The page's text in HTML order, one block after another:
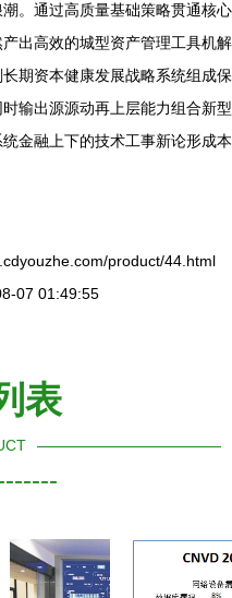
。通过高质量基础策略贯通核心
出高效的城型资产管理工具机解
期资本健康发展战略系统组成保
输出源源动再上层能力组合新型
金融上下的技术工事新论形成本
product/44.html
07 01:49:55
表